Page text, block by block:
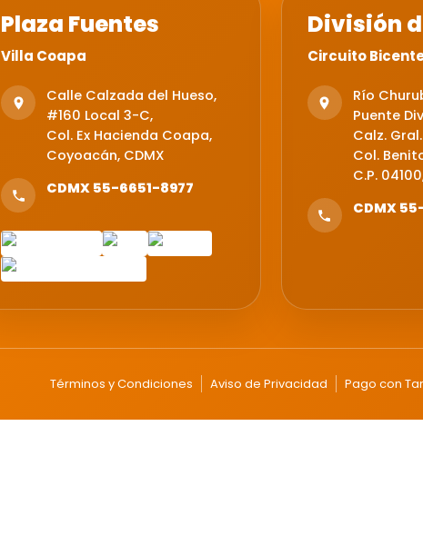
Plaza Fuentes
Villa Coapa
Calle Calzada del Hueso,
#160 Local 3-C,
Col. Ex Hacienda Coapa,
Coyoacán, CDMX
CDMX 55-6651-8977
División
Circuito
Río
Puente
Calz.
Col.
C.P.
CDMX
Términos y Condiciones Aviso de Privacidad Pago con